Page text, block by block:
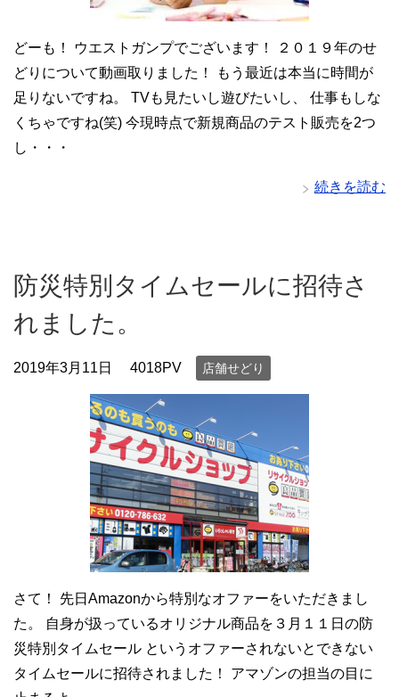
どーも！ ウエストガンプでございます！ ２０１９年のせ
どりについて動画取りました！ もう最近は本当に時間が
足りないですね。 TVも見たいし遊びたいし、 仕事もしな
くちゃですね(笑) 今現時点で新規商品のテスト販売を2つ
し・・・
続きを読む
防災特別タイムセールに招待さ
れました。
2019年3月11日 4018PV 店舗せどり
さて！ 先日Amazonから特別なオファーをいただきまし
た。 自身が扱っているオリジナル商品を３月１１日の防
災特別タイムセール というオファーされないとできない
タイムセールに招待されました！ アマゾンの担当の目に